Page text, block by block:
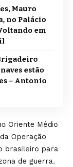
Mauro
no Palácio
em
estão
– Antonio
Oriente Médio
Operação
brasileiro para
de guerra.